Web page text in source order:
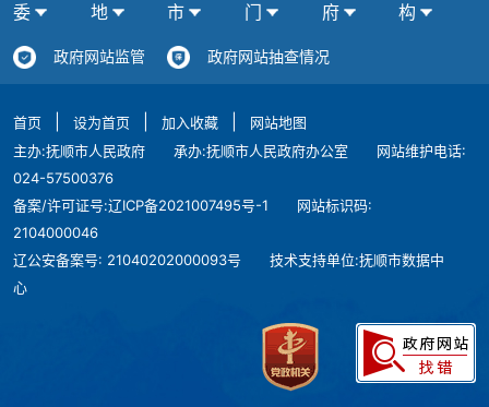
委
地
市
门
府
构
政府网站监管 政府网站抽查情况
首页 设为首页 加入收藏
网站地图
主办:抚顺市人民政府
承办:抚顺市人民政府办公室
网站维护电话:
024-57500376
备案/许可证号:辽ICP备2021007495号-1
网站标识码:
2104000046
辽公安备案号: 21040202000093号
技术支持单位:抚顺市数据中
心